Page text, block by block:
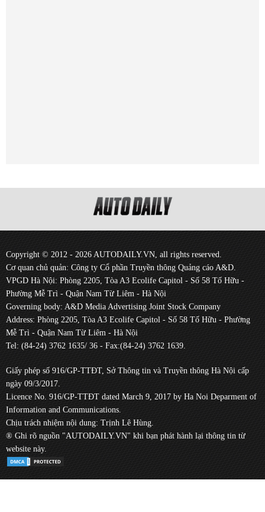
Copyright © 2012 - 2026 AUTODAILY.VN, all rights reserved.
Cơ quan chủ quản: Công ty Cổ phần Truyền thông Quảng cáo A&D.
VPGD Hà Nội: Phòng 2205, Tòa A3 Ecolife Capitol - Số 58 Tố Hữu -
Phường Mễ Trì - Quận Nam Từ Liêm - Hà Nội
Governing body: A&D Media Advertising Joint Stock Company
Address: Phòng 2205, Tòa A3 Ecolife Capitol - Số 58 Tố Hữu - Phường
Mễ Trì - Quận Nam Từ Liêm - Hà Nội
Tel: (84-24) 3762 1635/ 36 - Fax:(84-24) 3762 1639.
Giấy phép số 916/GP-TTĐT, Sở Thông tin và Truyền thông Hà Nội cấp
ngày 09/3/2017.
Licence No. 916/GP-TTĐT dated March 9, 2017 by Ha Noi Deparment of
Information and Communications.
Chịu trách nhiệm nội dung: Trịnh Lê Hùng.
® Ghi rõ nguồn "AUTODAILY.VN" khi bạn phát hành lại thông tin từ
website này.